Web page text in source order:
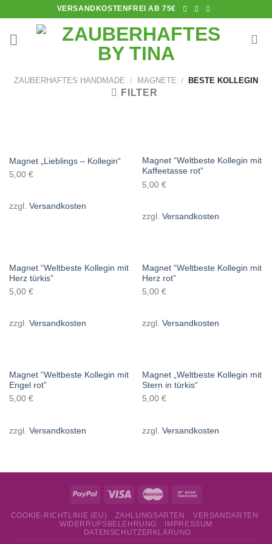
content
VERSANDKOSTENFREI AB 75€
ZAUBERHAFTES HANDMADE / MAGNETE / BESTE KOLLEGIN
FILTER
Magnet „Lieblings – Kollegin“
5,00 €
zzgl. Versandkosten
Magnet “Weltbeste Kollegin mit
Kaffeetasse rot”
5,00 €
zzgl. Versandkosten
Magnet “Weltbeste Kollegin mit
Herz türkis”
5,00 €
zzgl. Versandkosten
Magnet “Weltbeste Kollegin mit
Herz rot”
5,00 €
zzgl. Versandkosten
Magnet “Weltbeste Kollegin mit
Engel rot”
5,00 €
zzgl. Versandkosten
Magnet „Weltbeste Kollegin mit
Stern in türkis“
5,00 €
zzgl. Versandkosten
COOKIE-RICHTLINIE (EU) ZAHLUNGSARTEN
VERSANDARTEN
WIDERRUFSBELEHRUNG
IMPRESSUM
DATENSCHUTZERKLÄRUNG